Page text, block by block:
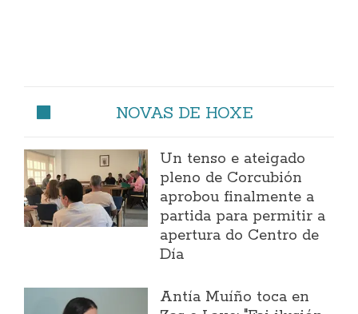
NOVAS DE HOXE
Un tenso e ateigado
pleno de Corcubión
aprobou finalmente a
partida para permitir a
apertura do Centro de
Día
Antía Muíño toca en